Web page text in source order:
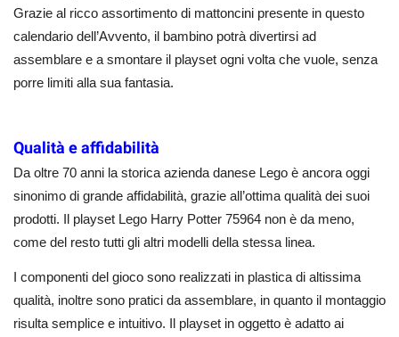
Grazie al ricco assortimento di mattoncini presente in questo
calendario dell’Avvento, il bambino potrà divertirsi ad
assemblare e a smontare il playset ogni volta che vuole, senza
porre limiti alla sua fantasia.
Qualità e affidabilità
Da oltre 70 anni la storica azienda danese Lego è ancora oggi
sinonimo di grande affidabilità, grazie all’ottima qualità dei suoi
prodotti. Il playset Lego Harry Potter 75964 non è da meno,
come del resto tutti gli altri modelli della stessa linea.
I componenti del gioco sono realizzati in plastica di altissima
qualità, inoltre sono pratici da assemblare, in quanto il montaggio
risulta semplice e intuitivo. Il playset in oggetto è adatto ai